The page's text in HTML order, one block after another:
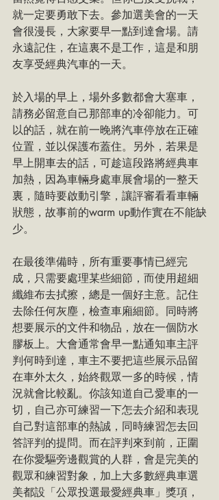
就一定要勇敢下去。參加選美會的一天
會很漫長，大家要早一點到達會場。請
永遠記住，在這裏不是工作，這是和朋
友享受經典汽車的一天。
於入場的早上，場外多數都會大塞車，
請務必留意自己那部車的冷卻能力。可
以的話，就在前一晚將汽車停放在正確
位置，並以保護布蓋住。另外，若果是
早上開車去的話，可趁這段路將經典車
加熱，因為車輛身處車展會場的一整天
裏，隨時要啟動引擎，讓評審看看車輛
狀態，故事前的warm up動作實在不能缺
少。
在最後準備時，所有重要事情已經完
成，只需要處理某些細節，而使用超細
纖維布去拭擦，總是一個好主意。記住
去除任何灰塵，檢查車廂細節。同時將
想要展示的文件和物品，放在一個防水
膠板上。大會通常會早一點通知車主評
判何時到達，車主不要把這些展示品留
在車外太久，始終觀眾一多的時候，情
況就會比較亂。你該知道自己愛車的一
切，自己亦可練習一下怎去介紹和表現
自己對這部車的熱誠，同時練習怎去回
答評判的提問。而在評判來到前，正圍
在你愛驅旁邊觀賞的人群，會是完美的
觀眾和練習對象，加上大多數經典車選
美都設「公眾投選最愛經典車」獎項，